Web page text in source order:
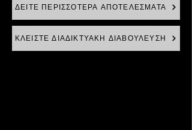
ΔΕΙΤΕ ΠΕΡΙΣΣΟΤΕΡΑ ΑΠΟΤΕΛΕΣΜΑΤΑ
ΚΛΕΙΣΤΕ ΔΙΑΔΙΚΤΥΑΚΗ ΔΙΑΒΟΥΛΕΥΣΗ